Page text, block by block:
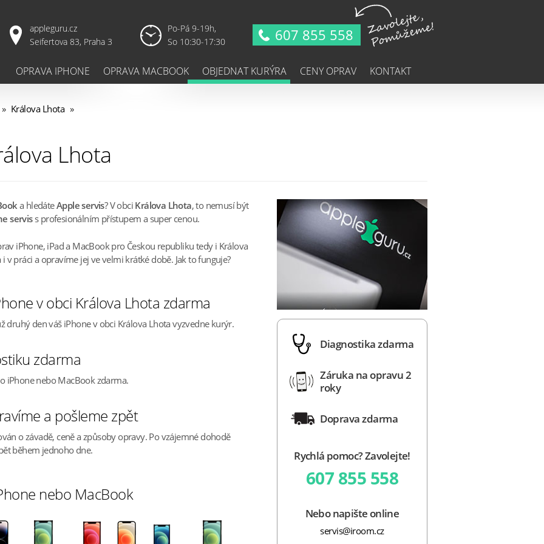
appleguru.cz
Seifertova 83, Praha 3
Po-Pá 9-19h,
So 10:30-17:30
607 855 558
OPRAVA IPHONE OPRAVA MACBOOK OBJEDNAT KURÝRA CENY OPRAV KONTAKT
» Králova Lhota »
Lhota
a hledáteApple servis? V obciKrálova Lhota, to nemusí být
serviss profesionálním přístupem a super cenou.
iPhone, iPad a MacBook pro Českou republiku tedy i Králova
v práci a opravíme jej ve velmi krátké době. Jak to funguje?
v obci Králova Lhota zdarma
druhý den váš iPhone v obci Králova Lhota vyzvedne kurýr.
zdarma
iPhone nebo MacBook zdarma.
a pošleme zpět
o závadě, ceně a způsoby opravy. Po vzájemné dohodě
během jednoho dne.
nebo MacBook
Diagnostika zdarma
Záruka na opravu 2
roky
Doprava zdarma
Rychlá pomoc? Zavolejte!
607 855 558
Nebo napište online
servis@iroom.cz